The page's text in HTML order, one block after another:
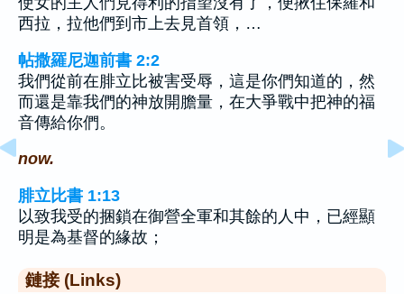
西拉，拉他們到市上去見首領，…
帖撒羅尼迦前書 2:2
我們從前在腓立比被害受辱，這是你們知道的，然
而還是靠我們的神放開膽量，在大爭戰中把神的福
音傳給你們。
now.
腓立比書 1:13
以致我受的捆鎖在御營全軍和其餘的人中，已經顯
明是為基督的緣故；
鏈接 (Links)